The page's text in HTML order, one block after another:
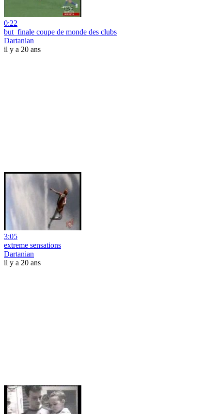
0:22
but_finale coupe de monde des clubs
Dartanian
il y a 20 ans
3:05
extreme sensations
Dartanian
il y a 20 ans